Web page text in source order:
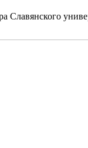
Славянского